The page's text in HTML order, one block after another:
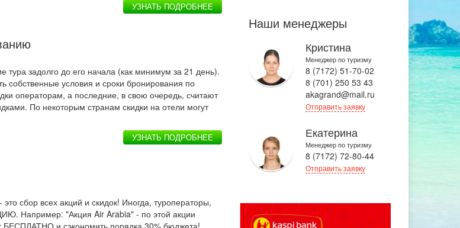
УЗНАТЬ ПОДРОБНЕЕ
тура задолго до его начала (как минимум за 21 день).
собственные условия и сроки бронирования по
операторам, а последние, в свою очередь, считают
По некоторым странам скидки на отели могут
УЗНАТЬ ПОДРОБНЕЕ
сбор всех акций и скидок! Иногда, туроператоры,
Например: "Акция Air Arabia" - по этой акции
БЕСПЛАТНО и сэкономить порядка 30% бюджета!
Наши менеджеры
Кристина
Менеджер по туризму
8 (7172) 51-70-02
8 (701) 250 53 43
akagrand@mail.ru
Отправить заявку
Екатерина
Менеджер по туризму
8 (7172) 72-80-44
Отправить заявку